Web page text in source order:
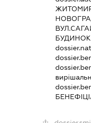
БУДИНОК